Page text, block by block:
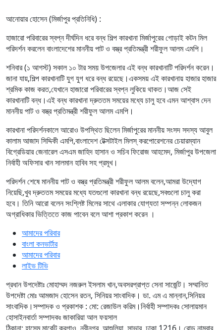
আনোয়ার হোসেন (মির্জাপুর প্রতিনিধি) :
হাজারো পরিবারের স্বপ্ন দীর্ঘদিন ধরে বন্ধ শিল্প কারখানা মির্জাপুরের গোড়াই কটন মিল
পরিদর্শন করলেন বাংলাদেশের মাননীয় পাট ও বস্ত্র প্রতিমন্ত্রী শরীফুল আলম এমপি।
শনিবার (১ আগস্ট) সকাল ১০ টার সময় উপজেলার এই বন্ধ কারখানাটি পরিদর্শন করেন।
জানা যায়,শিল্প কারখানাটি যুগ যুগ ধরে বন্ধ রয়েছে।একসময় এই কারখানায় হাজার হাজার
শ্রমিক কাজ করত,যেখানে হাজারো পরিবারের স্বপ্ন লুকিয়ে থাকত।আজ সেই
কারখানাটি বন্ধ।এই বন্ধ কারখানা দ্রুততম সময়ের মধ্যে চালু হবে এমন আশ্বাস দেন
মাননীয় পাট ও বস্ত্র প্রতিমন্ত্রী শরীফুল আলম এমপি।
কারখানা পরিদর্শনকালে আরোও উপস্থিত ছিলেন মির্জাপুরের মাননীয় সংসদ সদস্য আবুল
কালাম আজাদ সিদ্দিকী এমপি,বাংলাদেশ টেক্সটাইল মিলস্ করপোরেশনের চেয়ারম্যান
বিগ্রেডিয়ার জেনারেল এসএম জাহিদ হাসান ও সচিব ফিরোজ আহমেদ, মির্জাপুর উপজেলা
নির্বাহী অফিসার খান সালমান হাবিব সহ প্রমূখ।
পরিদর্শন শেষে মাননীয় পাট ও বস্ত্র প্রতিমন্ত্রী শরীফুল আলম বলেন,আমরা উদ্যোগ
নিয়েছি,খুব দ্রুততম সময়ের মধ্যে যতগুলো কারখানা বন্ধ রয়েছে,সবগুলো চালু করা
হবে। তিনি আরো বলেন সংশ্লিষ্ট মিলের সাথে এলাকার যোগ্যতা সম্পন্ন লোকজন
অগ্রাধিকার ভিত্তিতে কাজ পাবেন বলে আশা প্রকাশ করেন ।
আমাদের পরিবার
বাংলা কনভার্টার
আমাদের পরিবার
লাইভ টিভি
প্রধান উপদেষ্টাঃ মোহাম্মদ নজরুল ইসলাম খান,অবসরপ্রাপ্ত সেনা সার্জেন্ট। সম্মানিত
উপদেষ্টা মোঃ আমজাদ হোসেন রতন, সিনিয়র সাংবাদিক। ডা. এম এ মান্নান,সিনিয়র
সাংবাদিক।সম্পাদক ও প্রকাশক : মো: রেজাউল করিম।নির্বাহী সম্পাদকঃ সোলায়মান
হোসাইনবার্তা সম্পাদকঃ জাকারিয়া আল ফয়সাল